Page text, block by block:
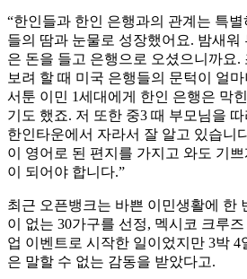
“한인들과 한인 은행과의 관계는 특
들의 땀과 눈물로 성장했어요. 밤새워
은 돈을 들고 은행으로 오셨으니까요.
보려 할 때 미국 은행들의 문턱이 얼
서툰 이민 1세대에게 한인 은행은 막
기도 했죠. 저 또한 중3 때 부모님을
한인타운에서 자라서 잘 알고 있습니
이 영어로 된 편지를 가지고 와도 기
이 되어야 합니다.”
최근 오픈뱅크는 바쁜 이민생활에 한
이 없는 30가구를 선정, 멕시코 크루즈
업 이벤트로 시작한 일이었지만 3박
은 말할 수 없는 감동을 받았다고.